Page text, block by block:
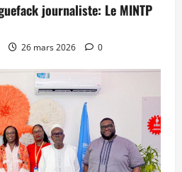
journaliste: Le MINTP
26 mars 2026 0